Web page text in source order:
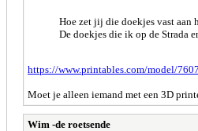
Hoe zet jij die doekjes vast aan
De doekjes die ik op de Strada
https://www.printables.com/model/
Moet je alleen iemand met een 3D
Wim -de roetsende